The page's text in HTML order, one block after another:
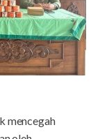
mencegah